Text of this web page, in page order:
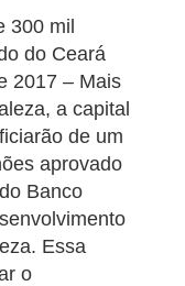
300 mil
do Ceará
2017 – Mais
a capital
de um
aprovado
Banco
Essa
o